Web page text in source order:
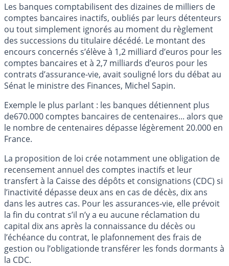
Les banques comptabilisent des dizaines de milliers de
comptes bancaires inactifs, oubliés par leurs détenteurs
ou tout simplement ignorés au moment du règlement
des successions du titulaire décédé. Le montant des
encours concernés s’élève à 1,2 milliard d’euros pour les
comptes bancaires et à 2,7 milliards d’euros pour les
contrats d’assurance-vie, avait souligné lors du débat au
Sénat le ministre des Finances, Michel Sapin.
Exemple le plus parlant : les banques détiennent plus
de670.000 comptes bancaires de centenaires... alors que
le nombre de centenaires dépasse légèrement 20.000 en
France.
La proposition de loi crée notamment une obligation de
recensement annuel des comptes inactifs et leur
transfert à la Caisse des dépôts et consignations (CDC) si
l’inactivité dépasse deux ans en cas de décès, dix ans
dans les autres cas. Pour les assurances-vie, elle prévoit
la fin du contrat s’il n’y a eu aucune réclamation du
capital dix ans après la connaissance du décès ou
l’échéance du contrat, le plafonnement des frais de
gestion ou l’obligationde transférer les fonds dormants à
la CDC.